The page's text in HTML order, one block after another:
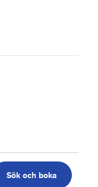
Sök och boka